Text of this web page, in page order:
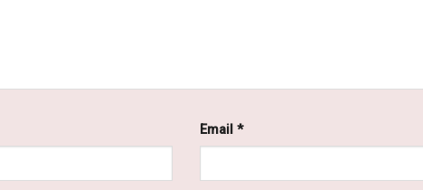
Email *